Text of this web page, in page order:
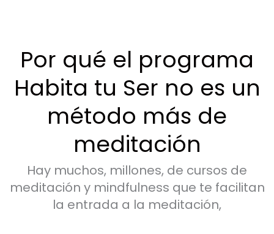
Por qué el programa
Habita tu Ser no es un
método más de
meditación
Hay muchos, millones, de cursos de
meditación y mindfulness que te facilitan
la entrada a la meditación,